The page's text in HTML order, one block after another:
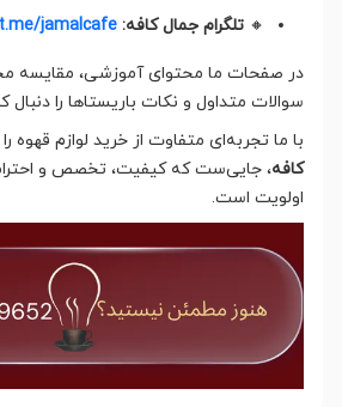
🔸 تلگرام جمال کافه: jamalcafe
در صفحات ما محتوای آموزشی، مقایسه
سوالات متداول و نکات باریستاها را دنبال
با ما تجربه‌ای متفاوت از خرید لوازم قهوه
کافه، جایی‌ست که کیفیت، تخصص و
اولویت است.